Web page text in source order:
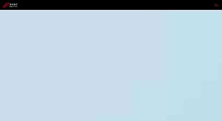
代理管理网